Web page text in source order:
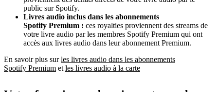
public sur Spotify.
Livres audio inclus dans les abonnements
Spotify Premium : ces royalties proviennent des streams de
votre livre audio par les membres Spotify Premium qui ont
accès aux livres audio dans leur abonnement Premium.
En savoir plus surles livres audio dans les abonnements
Spotify Premium et les livres audio à la carte